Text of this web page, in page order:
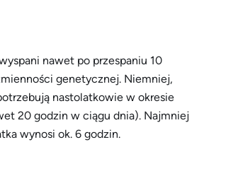
nawet po przespaniu 10
genetycznej. Niemniej,
nastolatkowie w okresie
20 godzin w ciągu dnia). Najmniej
wynosi ok. 6 godzin.